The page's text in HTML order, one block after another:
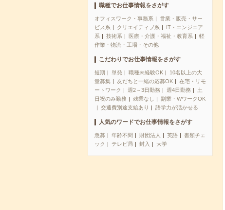
職種でお仕事情報をさがす
オフィスワーク・事務系
営業・販売・サー
ビス系
クリエイティブ系
IT・エンジニア
系
技術系 医療・介護・福祉・教育系
軽
作業・物流・工場・その他
こだわりでお仕事情報をさがす
短期 単発 職種未経験OK
10名以上の大
量募集
友だちと一緒の応募OK
在宅・リモ
ートワーク
週2～3日勤務 週4日勤務
土
日祝のみ勤務
残業なし
副業・WワークOK
交通費別途支給あり
語学力が活かせる
人気のワードでお仕事情報をさがす
急募 年齢不問 財団法人 英語
書類チェ
ック
テレビ局 封入 大学